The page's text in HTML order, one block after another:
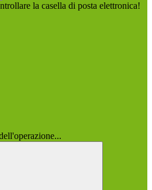
la casella di posta elettronica!